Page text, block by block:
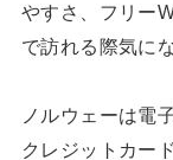
やすさ、フリー
で訪れる際気に
ノルウェーは電
クレジットカー